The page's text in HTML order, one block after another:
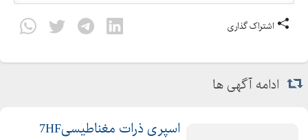
اشتراک گذاری
ادامه آگهی ها
اسپری ذرات مغناطیسی7HF